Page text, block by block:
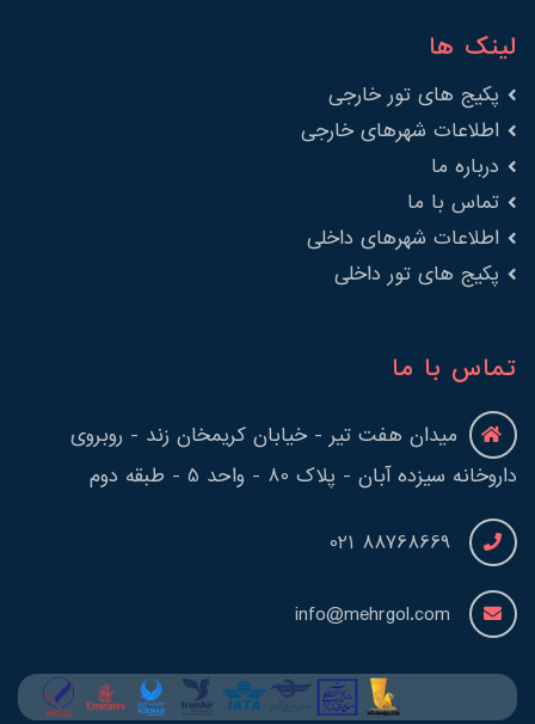
لینک ها
پکیج های تور خارجی
اطلاعات شهرهای خارجی
درباره ما
تماس با ما
اطلاعات شهرهای داخلی
پکیج های تور داخلی
تماس با ما
میدان هفت تیر - خیابان کریمخان زند - روبروی
داروخانه سیزده آبان - پلاک 80 - واحد 5 - طبقه دوم
88768669 021
info@mehrgol.com